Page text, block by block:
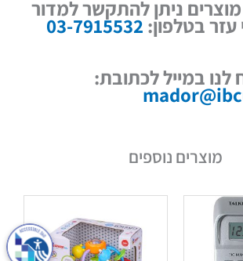
ניתן להתקשר למדור
בטלפון: 03-7915532
לנו במייל לכתובת:
מוצרים נוספים